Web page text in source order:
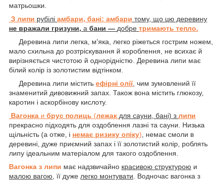
матрьошки.
З липи рубілі амбари, бані: амбари тому, що цю деревину
не вражали гризуни, а бани — добре тримають тепло.
Деревина липи легка, м'яка, легко ріжеться гострим ножем,
мало схильна до розтріскування й короблення, не всихає й
вирізняється чистотою й однорідністю. Деревина липи має
білий колір із золотистим відтінком.
Деревина липи містить ефірні олії, чим зумовлений її
знаменитий дивовижний запах. Також вона містить глюкозу,
каротин і аскорбінову кислоту.
Вагонка и брус полиць (лежак для сауни, бані) з липи
прекрасно підходять для оздоблення лазні та сауни. Низька
щільність (а отже, і немає ризику опіку), немає смоли в
деревині, дуже приємний запах і її золотистий колір, роблять
липу ідеальним матеріалом для такого оздоблення.
Вагонка з липи має надзвичайно красивою структурою и
малою вагою, її дуже легко монтувати. Водночас вагонка з